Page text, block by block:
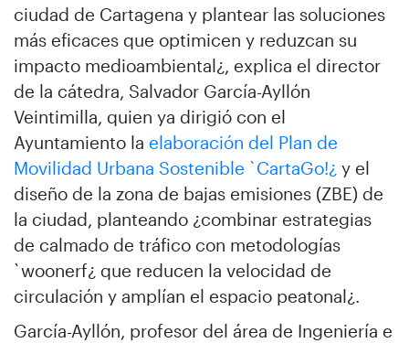
ciudad de Cartagena y plantear las soluciones
más eficaces que optimicen y reduzcan su
impacto medioambiental¿, explica el director
de la cátedra, Salvador García-Ayllón
Veintimilla, quien ya dirigió con el
Ayuntamiento la elaboración del Plan de
Movilidad Urbana Sostenible `CartaGo!¿ y el
diseño de la zona de bajas emisiones (ZBE) de
la ciudad, planteando ¿combinar estrategias
de calmado de tráfico con metodologías
`woonerf¿ que reducen la velocidad de
circulación y amplían el espacio peatonal¿.
García-Ayllón, profesor del área de Ingeniería e